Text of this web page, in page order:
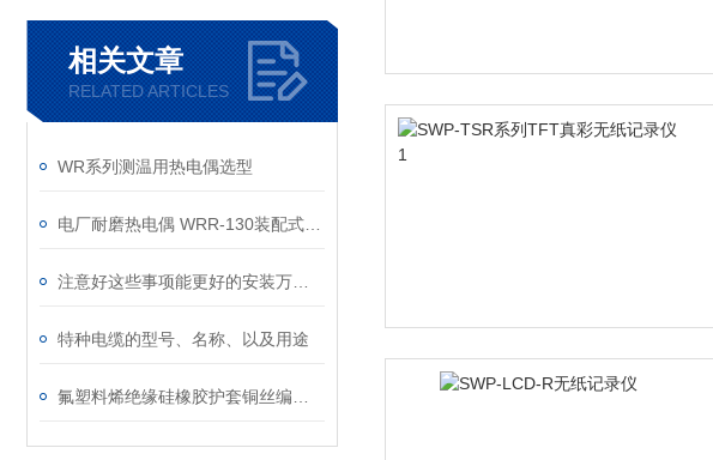
相关文章
RELATED ARTICLES
WR系列测温用热电偶选型
特种电缆的型号、名称、以及用途